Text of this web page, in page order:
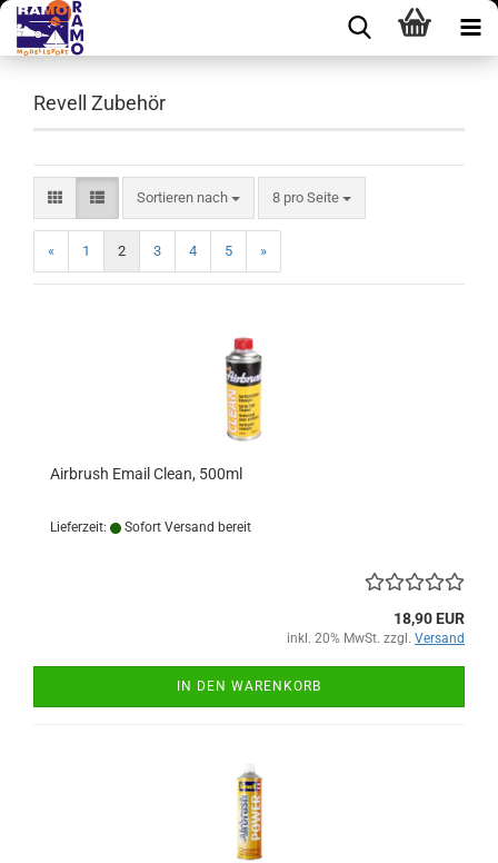
Revell Zubehör
Sortieren nach
Sortieren nach 8 pro Seite
pro Seite
« 1 2 3 4 5 »
Airbrush Email Clean, 500ml
Lieferzeit: Sofort Versand bereit
18,90 EUR
inkl. 20% MwSt. zzgl. Versand
IN DEN WARENKORB